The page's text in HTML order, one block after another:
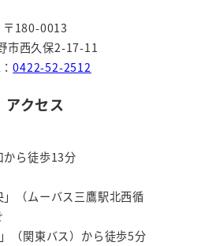
〒180-0013
市西久保2-17-11
0422-52-2512
アクセス
から徒歩13分
」（ムーバス三鷹駅北西循
（関東バス）から徒歩5分